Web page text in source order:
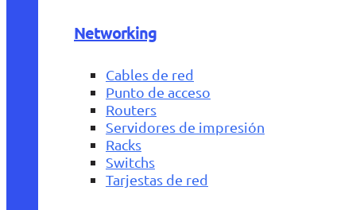
Networking
Cables de red
Punto de acceso
Routers
Servidores de impresión
Racks
Switchs
Tarjestas de red